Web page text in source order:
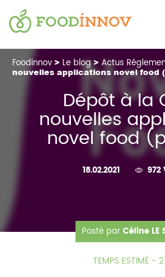
Foodinnov > Le blog> Actus
nouvelles applications novel food
Dépôt à la
nouvelles
novel food
18.02.2021 972
Posté parCéline LE
TEMPS ESTIMÉ -